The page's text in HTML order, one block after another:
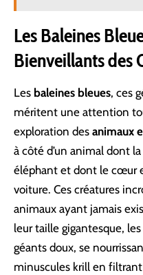
Les Baleines
Bienveillants des
Les baleines bleues, ces
méritent une attention
exploration des animaux
à côté d’un animal dont
éléphant et dont le cœur
voiture. Ces créatures
animaux ayant jamais
leur taille gigantesque,
géants doux, se
minuscules krill en filtrant